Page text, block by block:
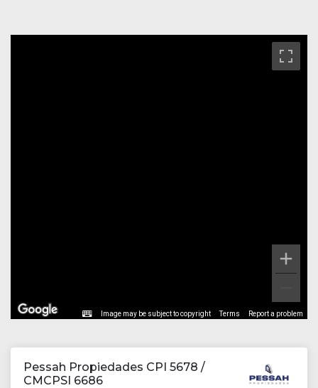
Image may be subject to copyright Terms Report a problem
Pessah Propiedades CPI 5678 /
CMCPSI 6686